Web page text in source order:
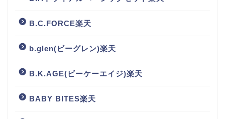
B.C.FORCE楽天
b.glen(ビーグレン)楽天
B.K.AGE(ビーケーエイジ)楽天
BABY BITES楽天